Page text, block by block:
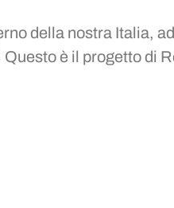
della nostra Italia,
è il progetto di